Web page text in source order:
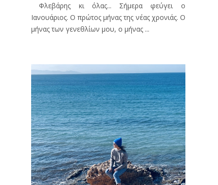
Φλεβάρης κι όλας... Σήμερα φεύγει ο
Ιανουάριος. Ο πρώτος μήνας της νέας χρονιάς. Ο
μήνας των γενεθλίων μου, ο μήνας ...